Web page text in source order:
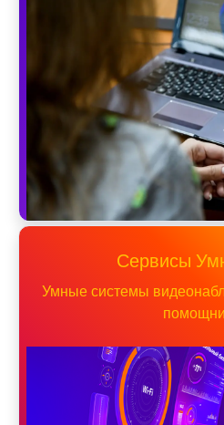
Сервисы
Умные системы